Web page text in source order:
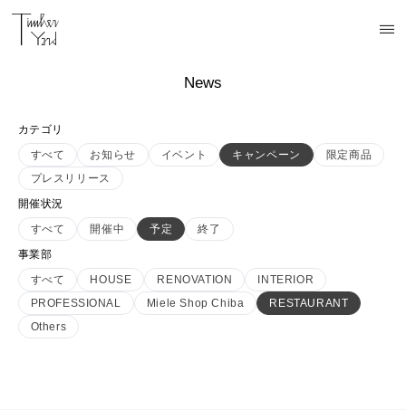
News
カテゴリ
すべて
お知らせ イベント キャンペーン
限定商品
プレスリリース
開催状況
すべて
開催中 予定
終了
事業部
すべて
HOUSE RENOVATION
INTERIOR
PROFESSIONAL
Miele Shop Chiba
RESTAURANT
Others